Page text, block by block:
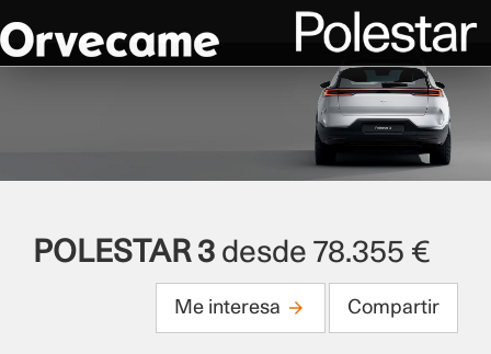
POLESTAR 3 desde 78.355 €
Me interesa Compartir